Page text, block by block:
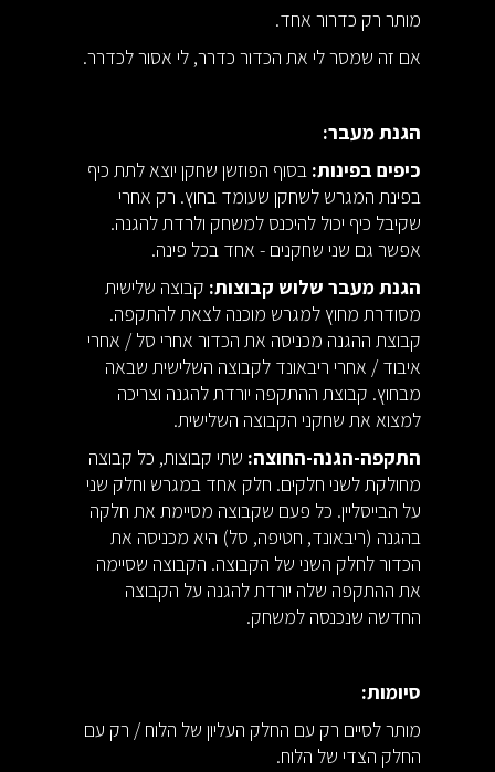
מותר רק כדרור אחד.
אם זה שמסר לי את הכדור כדרר, לי אסור לכדרר.
הגנת מעבר:
כיפים בפינות: בסוף הפוזשן שחקן יוצא לתת כיף
בפינת המגרש לשחקן שעומד בחוץ. רק אחרי
שקיבל כיף יכול להיכנס למשחק ולרדת להגנה.
אפשר גם שני שחקנים - אחד בכל פינה.
הגנת מעבר שלוש קבוצות: קבוצה שלישית
מסודרת מחוץ למגרש מוכנה לצאת להתקפה.
קבוצת ההגנה מכניסה את הכדור אחרי סל / אחרי
איבוד / אחרי ריבאונד לקבוצה השלישית שבאה
מבחוץ. קבוצת ההתקפה יורדת להגנה וצריכה
למצוא את שחקני הקבוצה השלישית.
התקפה-הגנה-החוצה: שתי קבוצות, כל קבוצה
מחולקת לשני חלקים. חלק אחד במגרש וחלק שני
על הבייסליין. כל פעם שקבוצה מסיימת את חלקה
בהגנה (ריבאונד, חטיפה, סל) היא מכניסה את
הכדור לחלק השני של הקבוצה. הקבוצה שסיימה
את ההתקפה שלה יורדת להגנה על הקבוצה
החדשה שנכנסה למשחק.
סיומות:
מותר לסיים רק עם החלק העליון של הלוח / רק עם
החלק הצדי של הלוח.